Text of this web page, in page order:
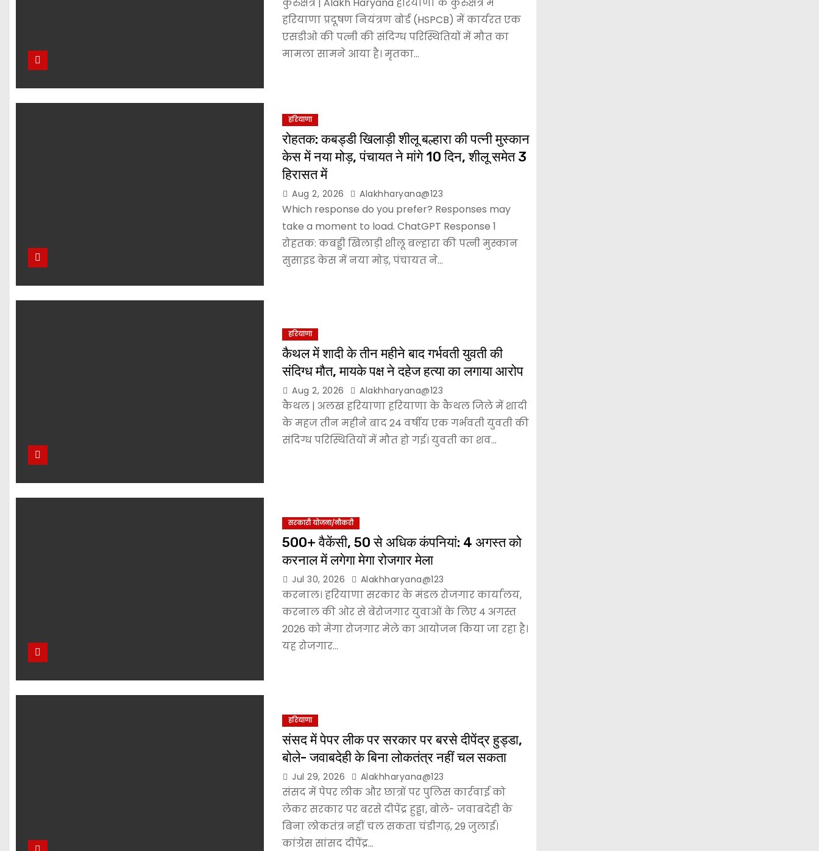
हरियाणा प्रदूषण नियंत्रण बोर्ड (HSPCB) में कार्यरत एक
एसडीओ की पत्नी की संदिग्ध परिस्थितियों में मौत का
मामला सामने आया है। मृतका…
हरियाणा
रोहतक: कबड्डी खिलाड़ी शीलू बल्हारा की पत्नी मुस्कान
केस में नया मोड़, पंचायत ने मांगे 10 दिन, शीलू समेत 3
हिरासत में
Aug 2, 2026 Alakhharyana@123
Which response do you prefer? Responses may
take a moment to load. ChatGPT Response 1
रोहतक: कबड्डी खिलाड़ी शीलू बल्हारा की पत्नी मुस्कान
सुसाइड केस में नया मोड़, पंचायत ने…
हरियाणा
कैथल में शादी के तीन महीने बाद गर्भवती युवती की
संदिग्ध मौत, मायके पक्ष ने दहेज हत्या का लगाया आरोप
Aug 2, 2026 Alakhharyana@123
कैथल | अलख हरियाणा हरियाणा के कैथल जिले में शादी
के महज तीन महीने बाद 24 वर्षीय एक गर्भवती युवती की
संदिग्ध परिस्थितियों में मौत हो गई। युवती का शव…
सरकारी योजना/नौकरी
500+ वैकेंसी, 50 से अधिक कंपनियां: 4 अगस्त को
करनाल में लगेगा मेगा रोजगार मेला
Jul 30, 2026 Alakhharyana@123
करनाल। हरियाणा सरकार के मंडल रोजगार कार्यालय,
करनाल की ओर से बेरोजगार युवाओं के लिए 4 अगस्त
2026 को मेगा रोजगार मेले का आयोजन किया जा रहा है।
यह रोजगार…
हरियाणा
संसद में पेपर लीक पर सरकार पर बरसे दीपेंद्र हुड्डा,
बोले- जवाबदेही के बिना लोकतंत्र नहीं चल सकता
Jul 29, 2026 Alakhharyana@123
संसद में पेपर लीक और छात्रों पर पुलिस कार्रवाई को
लेकर सरकार पर बरसे दीपेंद्र हुड्डा, बोले- जवाबदेही के
बिना लोकतंत्र नहीं चल सकता चंडीगढ़, 29 जुलाई।
कांग्रेस सांसद दीपेंद्र…